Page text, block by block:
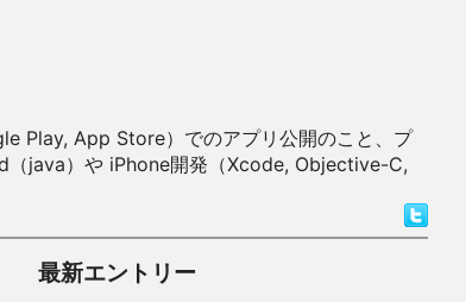
Play, App Store）でのアプリ公開のこと、プ
（java）や iPhone開発（Xcode, Objective-C,
最新エントリー